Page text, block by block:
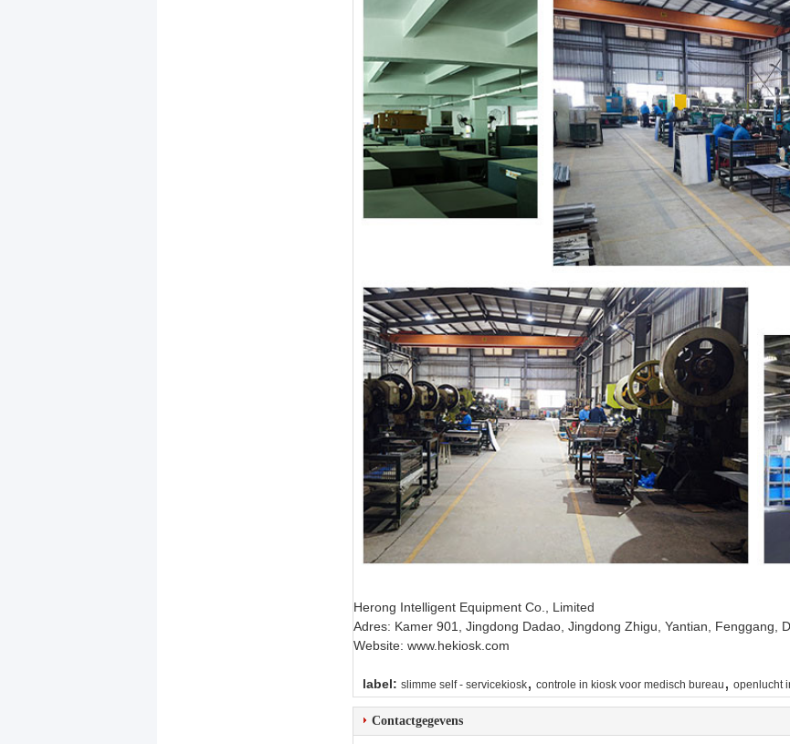
Herong Intelligent Equipment Co., Limited
Adres: Kamer 901, Jingdong Dadao, Jingdong Zhigu, Yantian, Fenggang,
Website: www.hekiosk.com
label: slimme self - servicekiosk, controle in kiosk voor medisch bureau , openlucht
Contactgegevens